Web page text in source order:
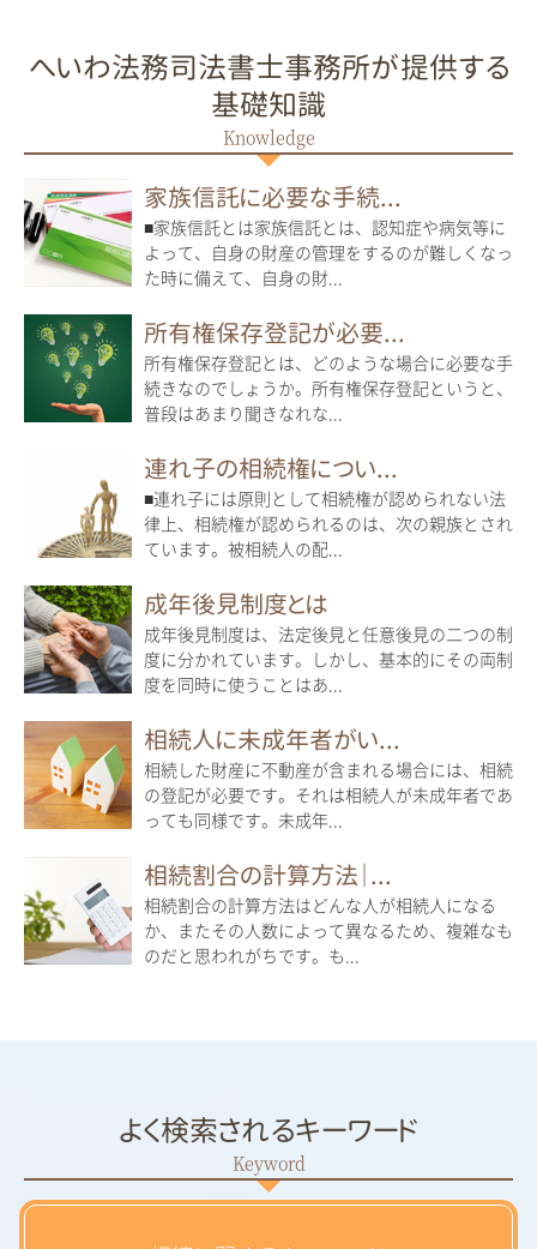
へいわ法務司法書士事務所が提供する
基礎知識
家族信託に必要な手続...
■家族信託とは家族信託とは、認知症や病気等に
よって、自身の財産の管理をするのが難しくなっ
た時に備えて、自身の財...
所有権保存登記が必要...
所有権保存登記とは、どのような場合に必要な手
続きなのでしょうか。所有権保存登記というと、
普段はあまり聞きなれな...
連れ子の相続権につい...
■連れ子には原則として相続権が認められない法
律上、相続権が認められるのは、次の親族とされ
ています。被相続人の配...
成年後見制度とは
成年後見制度は、法定後見と任意後見の二つの制
度に分かれています。しかし、基本的にその両制
度を同時に使うことはあ...
相続人に未成年者がい...
相続した財産に不動産が含まれる場合には、相続
の登記が必要です。それは相続人が未成年者であ
っても同様です。未成年...
相続割合の計算方法｜...
相続割合の計算方法はどんな人が相続人になる
か、またその人数によって異なるため、複雑なも
のだと思われがちです。も...
よく検索されるキーワード